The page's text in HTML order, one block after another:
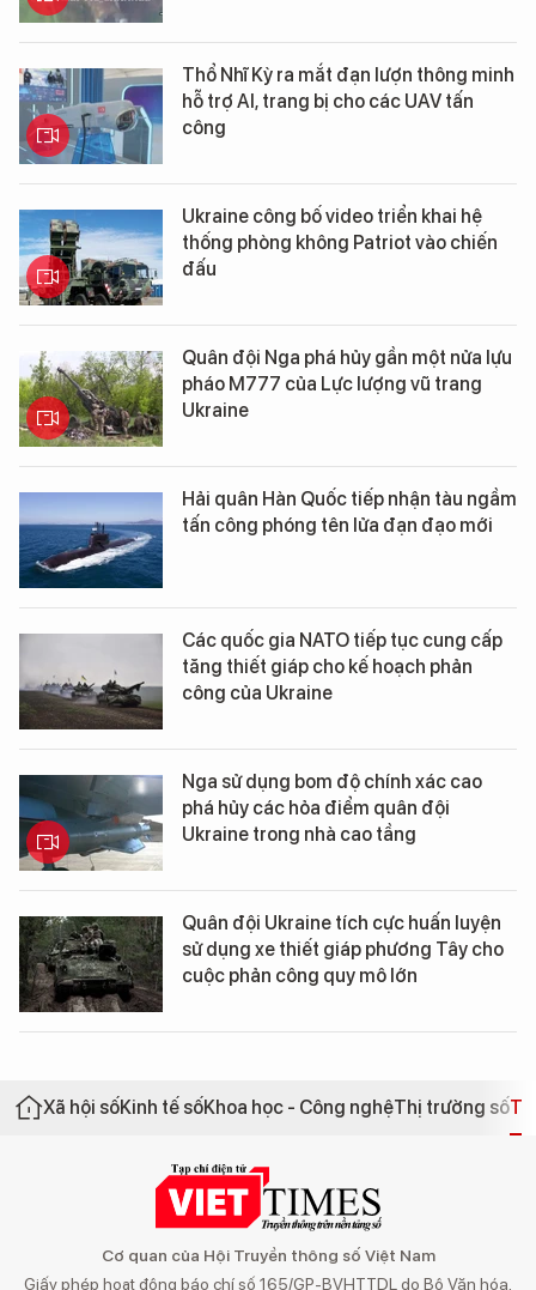
Thổ Nhĩ Kỳ ra mắt đạn lượn thông minh
hỗ trợ AI, trang bị cho các UAV tấn
công
Ukraine công bố video triển khai hệ
thống phòng không Patriot vào chiến
đấu
Quân đội Nga phá hủy gần một nửa lựu
pháo M777 của Lực lượng vũ trang
Ukraine
Hải quân Hàn Quốc tiếp nhận tàu ngầm
tấn công phóng tên lửa đạn đạo mới
Các quốc gia NATO tiếp tục cung cấp
tăng thiết giáp cho kế hoạch phản
công của Ukraine
Nga sử dụng bom độ chính xác cao
phá hủy các hỏa điểm quân đội
Ukraine trong nhà cao tầng
Quân đội Ukraine tích cực huấn luyện
sử dụng xe thiết giáp phương Tây cho
cuộc phản công quy mô lớn
Xã hội sốKinh tế sốKhoa học - Công nghệThị trường số
Cơ quan của Hội Truyền thông số Việt Nam
Giấy phép hoạt động báo chí số 165/GP-BVHTTDL do Bộ Văn hóa,